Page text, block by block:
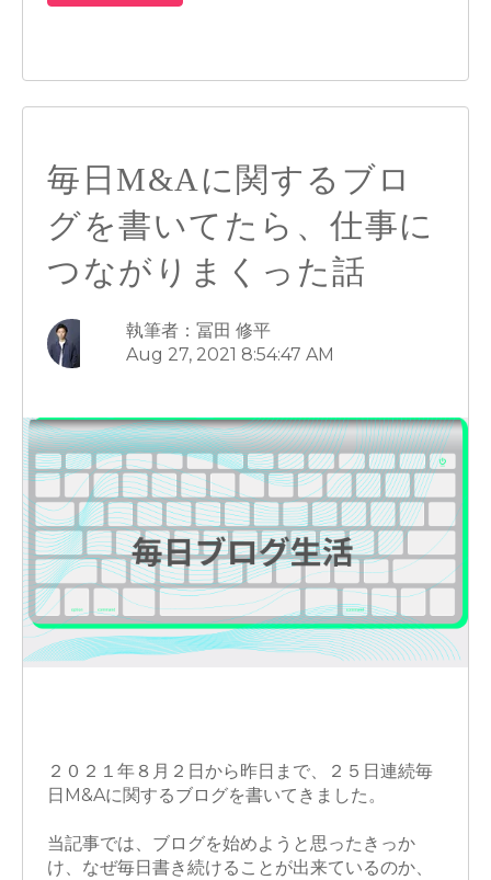
毎日M&Aに関するブロ
グを書いてたら、仕事に
つながりまくった話
執筆者：冨田 修平
Aug 27, 2021 8:54:47 AM
２０２１年８月２日から昨日まで、２５日連続毎
日M&Aに関するブログを書いてきました。
当記事では、ブログを始めようと思ったきっか
け、なぜ毎日書き続けることが出来ているのか、